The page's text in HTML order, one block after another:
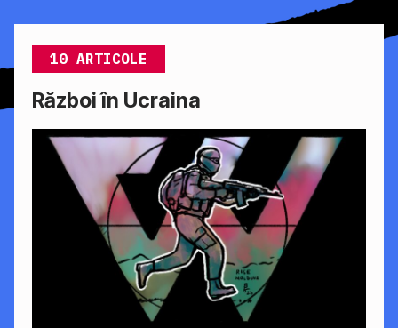
10 ARTICOLE
Război în Ucraina